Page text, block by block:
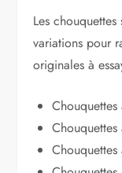
Les
variations pour
originales à